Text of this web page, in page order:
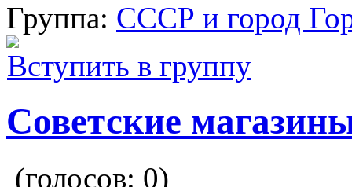
Группа: СССР и город
Вступить в группу
Советские
(голосов: 0)